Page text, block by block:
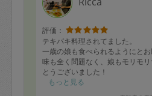
評価：
テキパキ料理されてました。
一歳の娘も食べられるようにと
味も全く問題なく、娘もモリモ
とうございました！
もっと見る